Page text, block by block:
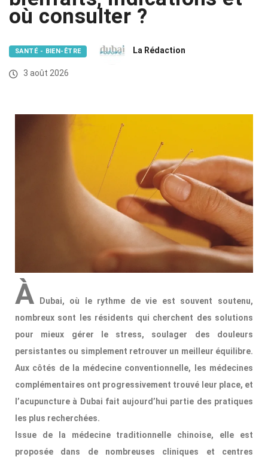
où consulter ?
SANTÉ - BIEN-ÊTRE La Rédaction
3 août 2026
À Dubai, où le rythme de vie est souvent soutenu,
nombreux sont les résidents qui cherchent des solutions
pour mieux gérer le stress, soulager des douleurs
persistantes ou simplement retrouver un meilleur équilibre.
Aux côtés de la médecine conventionnelle, les médecines
complémentaires ont progressivement trouvé leur place, et
l’acupuncture à Dubai fait aujourd’hui partie des pratiques
les plus recherchées.
Issue de la médecine traditionnelle chinoise, elle est
proposée dans de nombreuses cliniques et centres